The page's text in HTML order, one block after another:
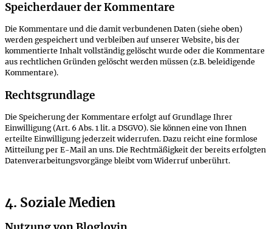
Speicherdauer der Kommentare
Die Kommentare und die damit verbundenen Daten (siehe oben)
werden gespeichert und verbleiben auf unserer Website, bis der
kommentierte Inhalt vollständig gelöscht wurde oder die Kommentare
aus rechtlichen Gründen gelöscht werden müssen (z.B. beleidigende
Kommentare).
Rechtsgrundlage
Die Speicherung der Kommentare erfolgt auf Grundlage Ihrer
Einwilligung (Art. 6 Abs. 1 lit. a DSGVO). Sie können eine von Ihnen
erteilte Einwilligung jederzeit widerrufen. Dazu reicht eine formlose
Mitteilung per E-Mail an uns. Die Rechtmäßigkeit der bereits erfolgten
Datenverarbeitungsvorgänge bleibt vom Widerruf unberührt.
4. Soziale Medien